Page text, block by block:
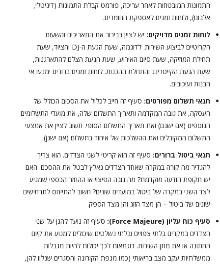
התמונות המובטחות לאחר עריכה, פורמט קבלת התמונות (דיגיטלי,
אלבום), ולוחות זמנים לאספקת החומרים.
לוחות זמנים מדויקים: יש לציין בבירור את התאריכים והשעות
הקריטיים לביצוע השירות. לדוגמה, שעת הגעת ה-DJ והציוד, שעת
תחילת המוזיקה, שעת סיום האירוע, שעת הגעת הצלם להתארגנות,
שעת הגעת הקייטרינג והתחלת ההכנות. לוחות זמנים ברורים ימנעו אי
הבנות ועיכובים.
תנאי תשלום מפורטים: סעיף זה חייב לכלול את הסכום הכולל של
העסקה, את גובה המקדמה ותאריך התשלום שלה, את מועדי התשלומים
הנוספים (אם ישנם) ואת תאריך התשלום הסופי. חשוב לציין את אמצעי
התשלום המקובלים ואת ההשלכות של איחור בתשלום (אם ישנן).
תנאי ביטול ברורים: סעיף זה הוא קריטי לשני הצדדים. הוא צריך
להגדיר מה קורה במקרה שאחד הצדדים נאלץ לבטל את ההסכם. האם
יש תקופת הודעה מוקדמת? מה גובה הפיצוי או ההחזר הכספי שמגיע
לצד השני במקרה של ביטול במועדים שונים? חשוב להתייחס לתרחישים
שונים של ביטול – הן מצד הזוג והן מצד הספק.
סעיף כוח עליון (Force Majeure):
סעיף זה נועד להגן על שני
הצדדים במקרים בלתי צפויים ובלתי נשלטים שיכולים למנוע את קיום
החתונה או את מתן השירות. דוגמאות לכך יכולות להיות מגבלות
ממשלתיות עקב מצב בריאותי (כמו מגפת הקורונה והסגרים שנלוו לה),